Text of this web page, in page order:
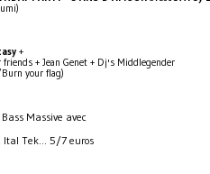
+
+ Jean Genet + Dj's Middlegender
your flag)
Massive avec
Ital Tek... 5/7 euros